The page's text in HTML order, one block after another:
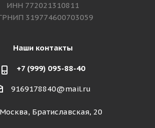
ИНН 772021310811
319774600703059
Наши контакты
+7 (999) 095-88-40
9169178840@mail.ru
Москва, Братиславская, 20